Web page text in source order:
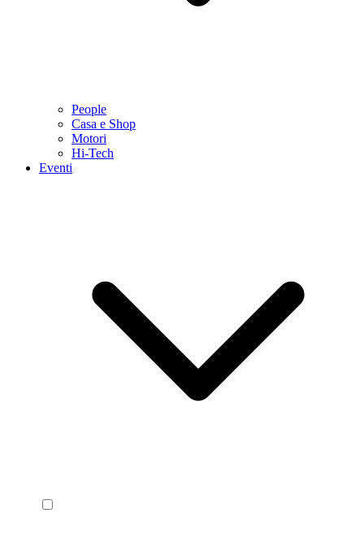
People
Casa e Shop
Motori
Hi-Tech
Eventi